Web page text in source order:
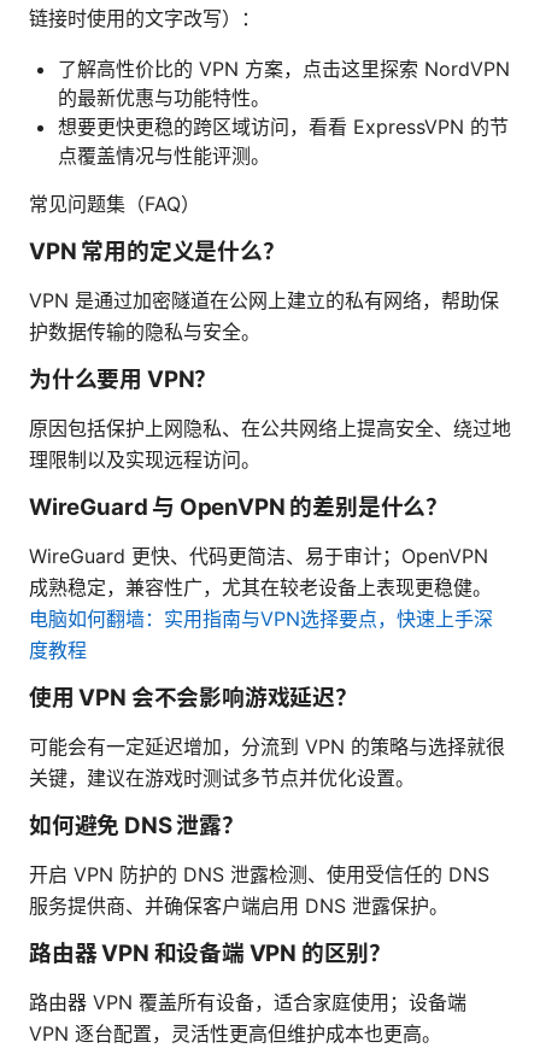
链接时使用的文字改写）：
了解高性价比的 VPN 方案，点击这里探索 NordVPN
的最新优惠与功能特性。
想要更快更稳的跨区域访问，看看 ExpressVPN 的节
点覆盖情况与性能评测。
常见问题集（FAQ）
VPN 常用的定义是什么？
VPN 是通过加密隧道在公网上建立的私有网络，帮助保
护数据传输的隐私与安全。
为什么要用 VPN？
原因包括保护上网隐私、在公共网络上提高安全、绕过地
理限制以及实现远程访问。
WireGuard 与 OpenVPN 的差别是什么？
WireGuard 更快、代码更简洁、易于审计；OpenVPN
成熟稳定，兼容性广，尤其在较老设备上表现更稳健。
电脑如何翻墙：实用指南与VPN选择要点，快速上手深
度教程
使用 VPN 会不会影响游戏延迟？
可能会有一定延迟增加，分流到 VPN 的策略与选择就很
关键，建议在游戏时测试多节点并优化设置。
如何避免 DNS 泄露？
开启 VPN 防护的 DNS 泄露检测、使用受信任的 DNS
服务提供商、并确保客户端启用 DNS 泄露保护。
路由器 VPN 和设备端 VPN 的区别？
路由器 VPN 覆盖所有设备，适合家庭使用；设备端
VPN 逐台配置，灵活性更高但维护成本也更高。